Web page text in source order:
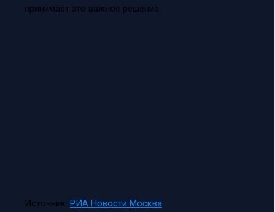
принимает это важное решение.
Источник: РИА Новости Москва